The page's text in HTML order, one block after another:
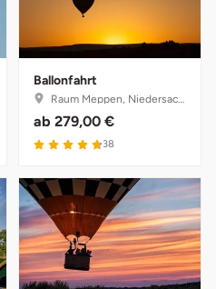
Ballonfahrt
Raum Meppen, Niedersachsen
ab 279,00 €
38